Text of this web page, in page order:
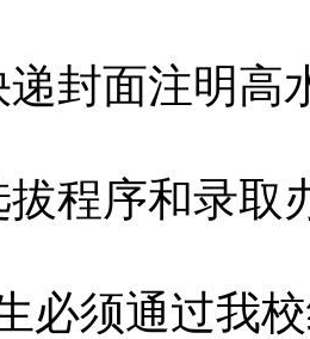
面注明高
程序和录取
须通过我校